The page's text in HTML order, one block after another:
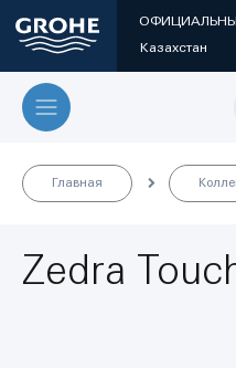
Казахстан
Главная
Zedra